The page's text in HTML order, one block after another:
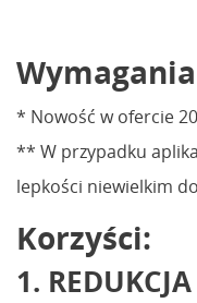
* Nowość w ofercie
** W przypadku
lepkości niewielkim
Korzyści:
1.